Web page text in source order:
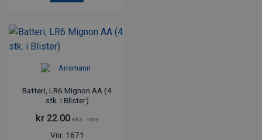
Batteri, LR6 Mignon AA (4
stk. i Blister)
kr22.00 eks. mva
Vnr. 1671